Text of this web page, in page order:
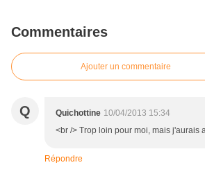
Commentaires
Ajouter un commentaire
Q Quichottine 10/04/2013 15:34
<br /> Trop loin pour moi, mais j'aurais
Répondre